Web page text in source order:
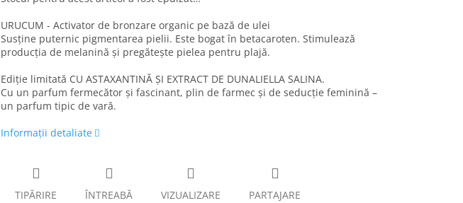
URUCUM - Activator de bronzare organic pe bază de ulei
Susține puternic pigmentarea pielii. Este bogat în betacaroten. Stimulează
producția de melanină și pregătește pielea pentru plajă.
Ediție limitată CU ASTAXANTINĂ ȘI EXTRACT DE DUNALIELLA SALINA.
Cu un parfum fermecător și fascinant, plin de farmec și de seducție feminină –
un parfum tipic de vară.
Informaţii detaliate
TIPĂRIRE ÎNTREABĂ VIZUALIZARE PARTAJARE